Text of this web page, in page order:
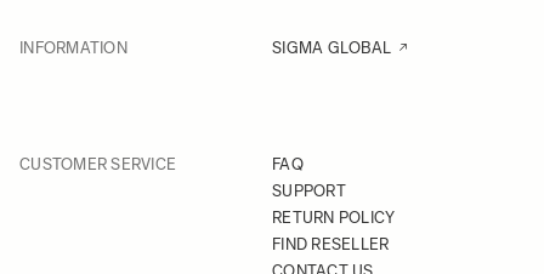
INFORMATION SIGMA GLOBAL
CUSTOMER SERVICE
FAQ
SUPPORT
RETURN POLICY
FIND RESELLER